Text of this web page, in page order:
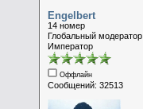
Engelbert
14 номер
Глобальный модератор
Император
Оффлайн
Сообщений: 32513